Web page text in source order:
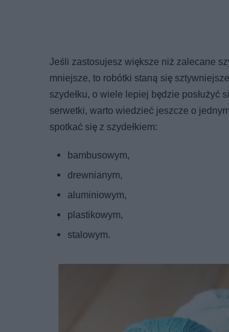
Jeśli zastosujesz większe niż zalecane
mniejsze, to robótki staną się
szydełku, o wiele lepiej będzie posłużyć
serwetki, warto wiedzieć jeszcze o
spotkać się z szydełkiem:
bambusowym,
drewnianym,
aluminiowym,
plastikowym,
stalowym.